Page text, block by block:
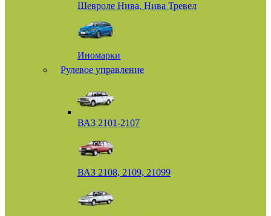
Шевроле Нива, Нива Тревел
Иномарки
Рулевое управление
ВАЗ 2101-2107
ВАЗ 2108, 2109, 21099